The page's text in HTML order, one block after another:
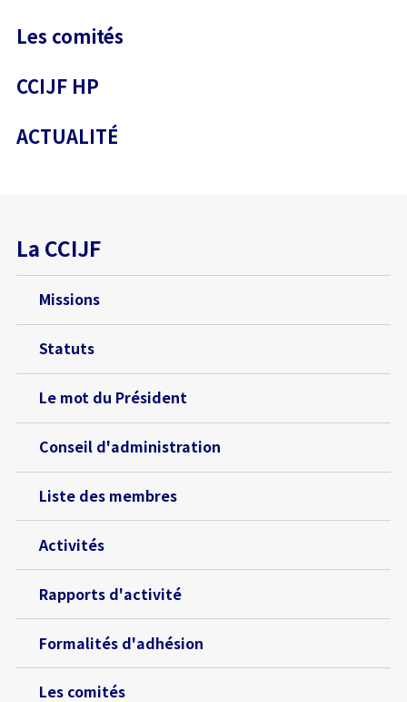
Les comités
CCIJF HP
ACTUALITÉ
La CCIJF
Missions
Statuts
Le mot du Président
Conseil d'administration
Liste des membres
Activités
Rapports d'activité
Formalités d'adhésion
Les comités